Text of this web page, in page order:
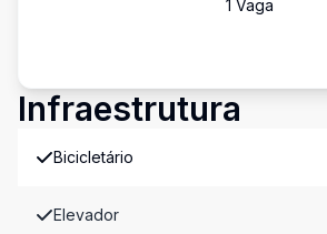
1 Vaga
Infraestrutura
Bicicletário
Elevador